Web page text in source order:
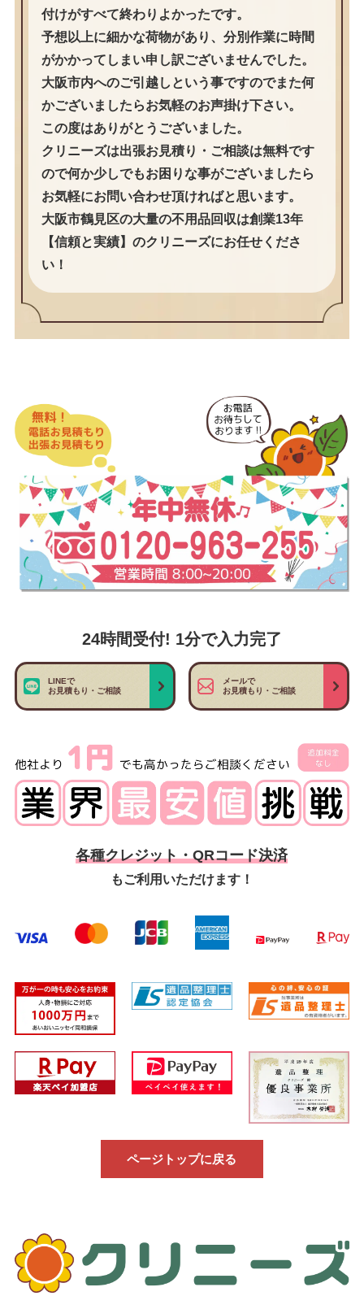
付けがすべて終わりよかったです。
予想以上に細かな荷物があり、分別作業に時間
がかかってしまい申し訳ございませんでした。
大阪市内へのご引越しという事ですのでまた何
かございましたらお気軽のお声掛け下さい。
この度はありがとうございました。
クリニーズは出張お見積り・ご相談は無料です
ので何か少しでもお困りな事がございましたら
お気軽にお問い合わせ頂ければと思います。
大阪市鶴見区の大量の不用品回収は創業13年
【信頼と実績】のクリニーズにお任せくださ
い！
24時間受付! 1分で入力完了
LINEで
お見積もり・ご相談
メールで
お見積もり・ご相談
各種クレジット・QRコード決済
もご利用いただけます！
ページトップに戻る